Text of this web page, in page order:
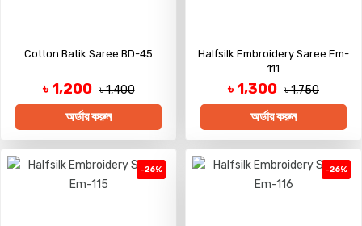
Cotton Batik Saree BD-45
৳ 1,200 ৳ 1,400
অর্ডার করুন
Halfsilk Embroidery Saree Em-
111
৳ 1,300 ৳ 1,750
অর্ডার করুন
-26% -26%